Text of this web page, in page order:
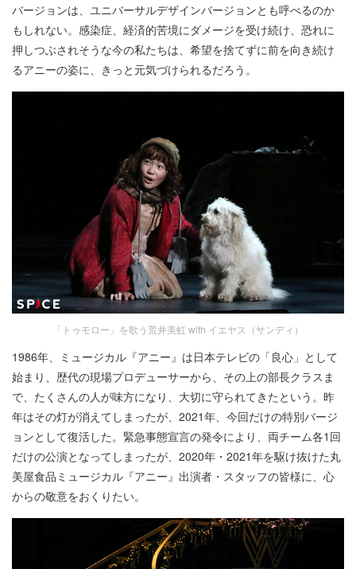
バージョンは、ユニバーサルデザインバージョンとも呼べるのか
もしれない。感染症、経済的苦境にダメージを受け続け、恐れに
押しつぶされそうな今の私たちは、希望を捨てずに前を向き続け
るアニーの姿に、きっと元気づけられるだろう。
「トゥモロー」を歌う荒井美虹 with イエヤス（サンディ）
1986年、ミュージカル『アニー』は日本テレビの「良心」として
始まり、歴代の現場プロデューサーから、その上の部長クラスま
で、たくさんの人が味方になり、大切に守られてきたという。昨
年はその灯が消えてしまったが、2021年、今回だけの特別バージ
ョンとして復活した。緊急事態宣言の発令により、両チーム各1回
だけの公演となってしまったが、2020年・2021年を駆け抜けた丸
美屋食品ミュージカル『アニー』出演者・スタッフの皆様に、心
からの敬意をおくりたい。